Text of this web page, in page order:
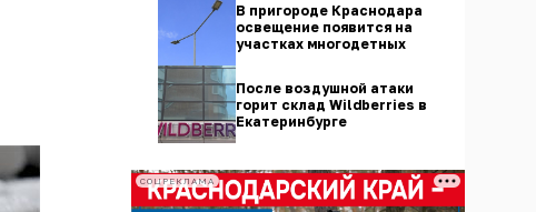
В пригороде Краснодара
освещение появится на
участках многодетных
После воздушной атаки
горит склад Wildberries в
Екатеринбурге
СОЦРЕКЛАМА